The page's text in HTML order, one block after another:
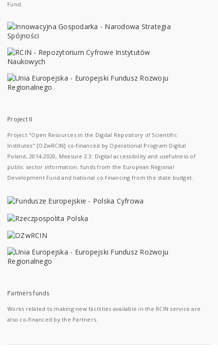
Fund.
Project II
Project "Open Resources in the Digital Repository of Scientific
Institutes" [OZwRCIN] co-financed by Operational Program Digital
Poland, 2014-2020, Measure 2.3: Digital accessibility and usefulness of
public sector information; funds from the European Regional
Development Fund and national co-financing from the state budget.
Partners funds
Works related to making new facilities available in the RCIN service are
also co-financed by the Partners.